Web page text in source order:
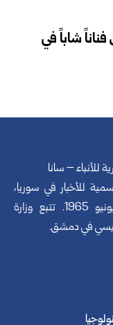
شاباً في
للأنباء – سانا
للأخبار في سوريا،
تأسست في 24 يونيو 1965. تتبع وزارة
في دمشق.